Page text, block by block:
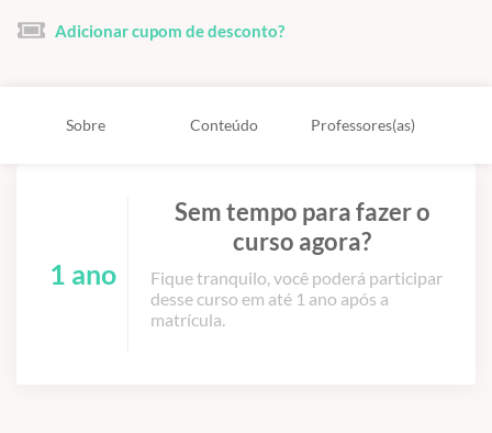
Adicionar cupom de desconto?
Sobre Conteúdo Professores(as)
1 ano
Sem tempo para fazer o
curso agora?
Fique tranquilo, você poderá participar
desse curso em até 1 ano após a
matrícula.